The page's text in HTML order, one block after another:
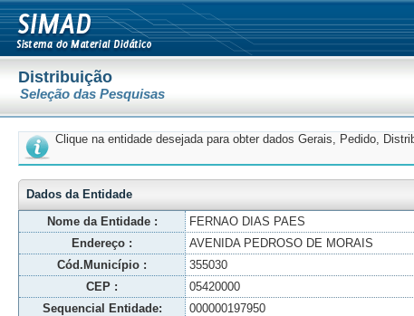
Distribuição
Seleção das Pesquisas
Clique na entidade desejada para obter dados Gerais, Pedido,
Dados da Entidade
Nome da Entidade :
FERNAO DIAS PAES
Endereço :
AVENIDA PEDROSO DE MORAIS
Cód.Município :
355030
CEP :
05420000
Sequencial Entidade:
000000197950